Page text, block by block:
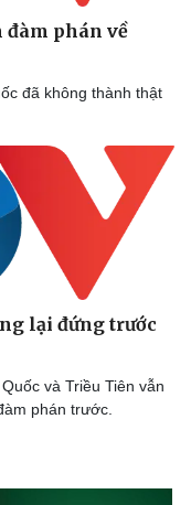
máy
đàm phán về
đã không thành thật
lại đứng trước
và Triều Tiên vẫn
phán trước.